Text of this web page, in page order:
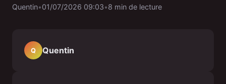
Quentin•01/07/2026 09:03•8 min de lecture
Q Quentin